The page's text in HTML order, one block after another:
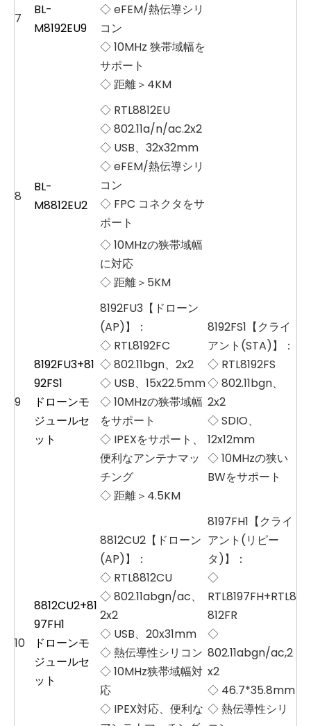
7
BL-
M8192EU9
◇ eFEM/熱伝導シリ
コン
◇ 10MHz 狭帯域幅を
サポート
◇ 距離＞4KM
8
BL-
M8812EU2
◇ RTL8812EU
◇ 802.11a/n/ac.2x2
◇ USB、32x32mm
◇ eFEM/熱伝導シリ
コン
◇ FPC コネクタをサ
ポート
◇ 10MHzの狭帯域幅
に対応
◇ 距離＞5KM
9
8192FU3+81
92FS1
ドローンモ
ジュールセ
ット
8192FU3【ドローン
(AP)】：
◇ RTL8192FC
◇ 802.11bgn、2x2
◇ USB、15x22.5mm
◇ 10MHzの狭帯域幅
をサポート
◇ IPEXをサポート、
便利なアンテナマッ
チング
◇ 距離＞4.5KM
8192FS1【クライ
アント(STA)】：
◇ RTL8192FS
◇ 802.11bgn、
2x2
◇ SDIO、
12x12mm
◇ 10MHzの狭い
BWをサポート
10
8812CU2+81
97FH1
ドローンモ
ジュールセ
ット
8812CU2【ドローン
(AP)】：
◇ RTL8812CU
◇ 802.11abgn/ac、
2x2
◇ USB、20x31mm
◇ 熱伝導性シリコン
◇ 10MHz狭帯域幅対
応
◇ IPEX対応、便利な
8197FH1【クライ
アント(リピー
タ)】：
◇
RTL8197FH+RTL8
812FR
◇
802.11abgn/ac,2
x2
◇ 46.7*35.8mm
◇ 熱伝導性シリ